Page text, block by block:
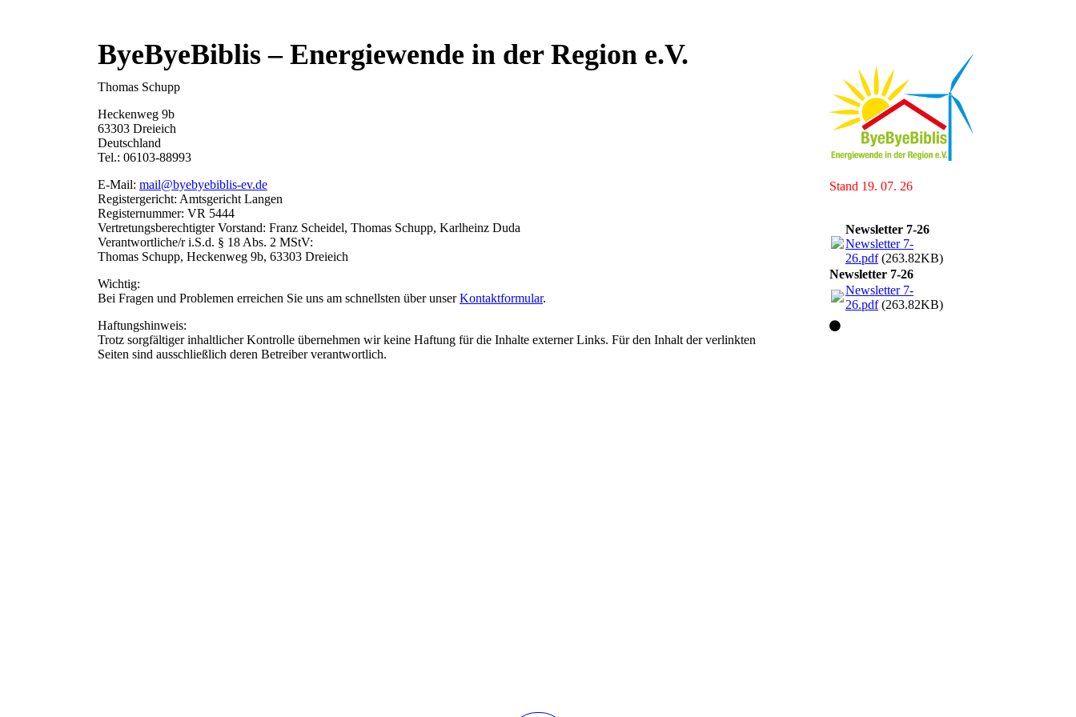
ByeByeBiblis – Energiewende in der Region e.V.
Thomas Schupp
Heckenweg 9b
63303 Dreieich
Deutschland
Tel.: 06103-88993
E-Mail: mail@byebyebiblis-ev.de
Registergericht: Amtsgericht Langen
Registernummer: VR 5444
Vertretungsberechtigter Vorstand: Franz Scheidel, Thomas Schupp, Karlheinz Duda
Verantwortliche/r i.S.d. § 18 Abs. 2 MStV:
Thomas Schupp, Heckenweg 9b, 63303 Dreieich
Wichtig:
Bei Fragen und Problemen erreichen Sie uns am schnellsten über unserKontaktformular.
Haftungshinweis:
Trotz sorgfältiger inhaltlicher Kontrolle übernehmen wir keine Haftung für die Inhalte externer Links. Für den Inhalt der verlinkten
Seiten sind ausschließlich deren Betreiber verantwortlich.
Stand 19. 07. 26
Newsletter 7-26
Newsletter 7-
26.pdf(263.82KB)
Newsletter 7-26
Newsletter 7-
26.pdf(263.82KB)